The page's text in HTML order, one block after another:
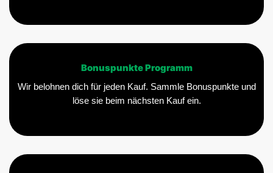
Bonuspunkte Programm
Wir belohnen dich für jeden Kauf. Sammle Bonuspunkte und
löse sie beim nächsten Kauf ein.